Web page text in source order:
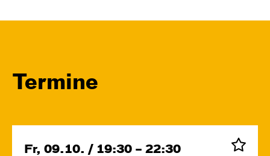
Termine
Fr, 09.10. / 19:30 – 22:30